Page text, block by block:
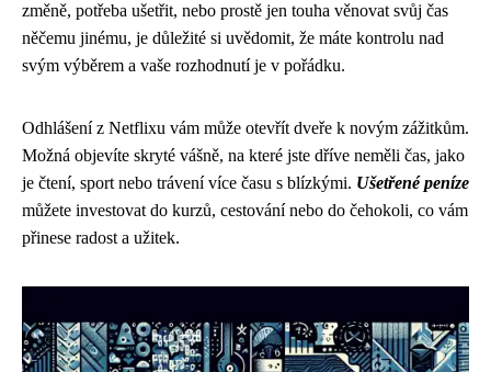
změně, potřeba ušetřit, nebo prostě jen touha věnovat svůj čas
něčemu jinému, je důležité si uvědomit, že máte kontrolu nad
svým výběrem a vaše rozhodnutí je v pořádku.
Odhlášení z Netflixu vám může otevřít dveře k novým zážitkům.
Možná objevíte skryté vášně, na které jste dříve neměli čas, jako
je čtení, sport nebo trávení více času s blízkými. Ušetřené peníze
můžete investovat do kurzů, cestování nebo do čehokoli, co vám
přinese radost a užitek.